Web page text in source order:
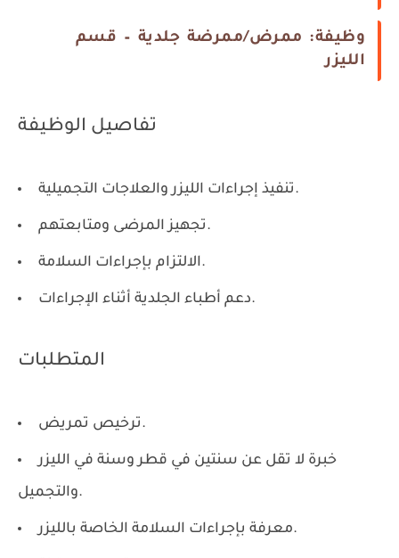
وظيفة: ممرض/ممرضة جلدية – قسم
الليزر
تفاصيل الوظيفة
تنفيذ إجراءات الليزر والعلاجات التجميلية.
تجهيز المرضى ومتابعتهم.
الالتزام بإجراءات السلامة.
دعم أطباء الجلدية أثناء الإجراءات.
المتطلبات
ترخيص تمريض.
خبرة لا تقل عن سنتين في قطر وسنة في الليزر
والتجميل.
معرفة بإجراءات السلامة الخاصة بالليزر.